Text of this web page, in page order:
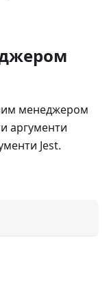
менеджером
аргументи
Jest.